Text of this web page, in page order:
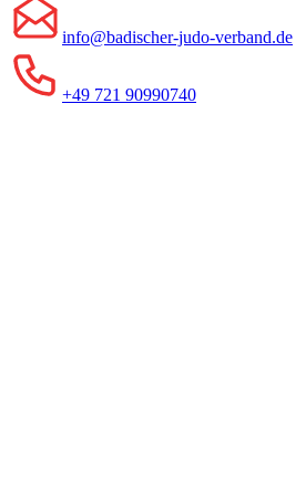
info@badischer-judo-verband.de
+49 721 90990740